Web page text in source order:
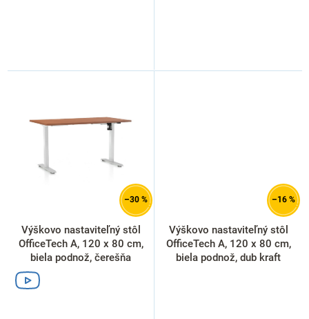
–30 %
Výškovo nastaviteľný stôl
OfficeTech A, 120 x 80 cm,
biela podnož, čerešňa
–16 %
Výškovo nastaviteľný stôl
OfficeTech A, 120 x 80 cm,
biela podnož, dub kraft